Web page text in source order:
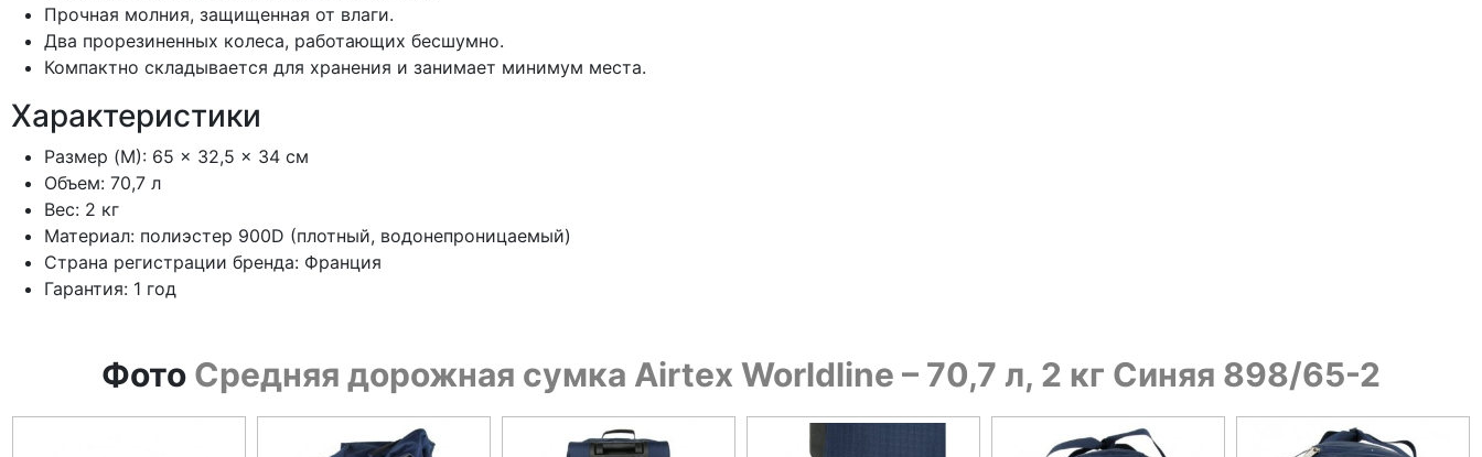
Прочная молния, защищенная от влаги.
Два прорезиненных колеса, работающих бесшумно.
Компактно складывается для хранения и занимает минимум места.
Характеристики
Размер (M): 65 × 32,5 × 34 см
Объем: 70,7 л
Вес: 2 кг
Материал: полиэстер 900D (плотный, водонепроницаемый)
Страна регистрации бренда: Франция
Гарантия: 1 год
Фото Средняя дорожная сумка Airtex Worldline – 70,7 л, 2 кг Синяя 898/65-2